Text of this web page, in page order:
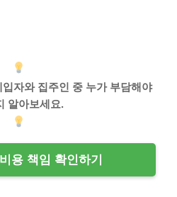
자와 집주인 중 누가 부담해야
알아보세요.
용 책임 확인하기